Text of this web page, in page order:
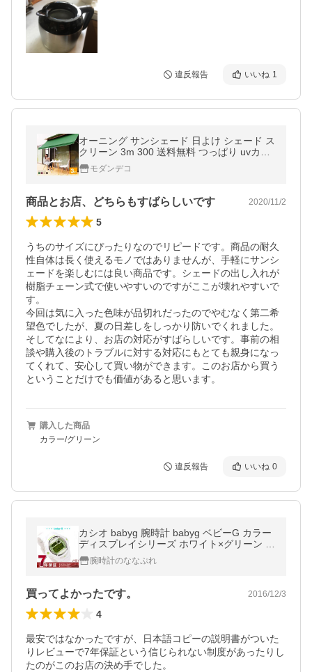
違反報告 いいね 1
オーニング サンシェード 日よけ シェード ス
クリーン 3m 300 送料無料 つっぱり uvカッ
ト 防水 雨よけ 庭 ベランダ 窓 バーベキュー
ガーデニング おしゃれ
モダンデコ
商品とお店、どちらもすばらしいです 2020/11/2
5
うちのサイズにぴったりなのでリピードです。商品の耐久
性自体は長く使えるモノではありませんが、手軽にサンシ
ェードを楽しむには良い商品です。シェードの出し入れが
樹脂チェーン式で使いやすいのですがここが壊れやすいで
す。
今回は気に入った色味が品切れだったのでやむなく第二希
望色でしたが、夏の日差しをしっかり防いでくれました。
そしてなにより、お店の対応がすばらしいです。事前の相
談や購入後のトラブルに対する対応にもとても親身になっ
てくれて、安心して買い物ができます。このお店から買う
ということだけでも価値があると思います。
購入した商品
カラー/グリーン
違反報告 いいね 0
カシオ babyg 腕時計 babyg ベビーG カラー
ディスプレイシリーズ ホワイト×グリーン B
G-169R-7CDR
腕時計のななぷれ
買ってよかったです。 2016/12/3
4
最安ではなかったですが、日本語コピーの説明書がついた
りレビューで7年保証という信じられない制度があったりし
たのがこのお店の決め手でした。